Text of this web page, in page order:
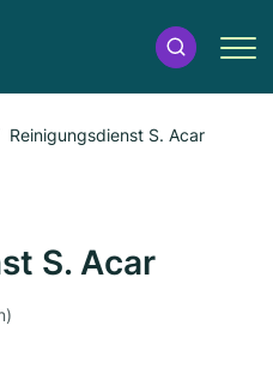
Reinigungsdienst S. Acar
S. Acar